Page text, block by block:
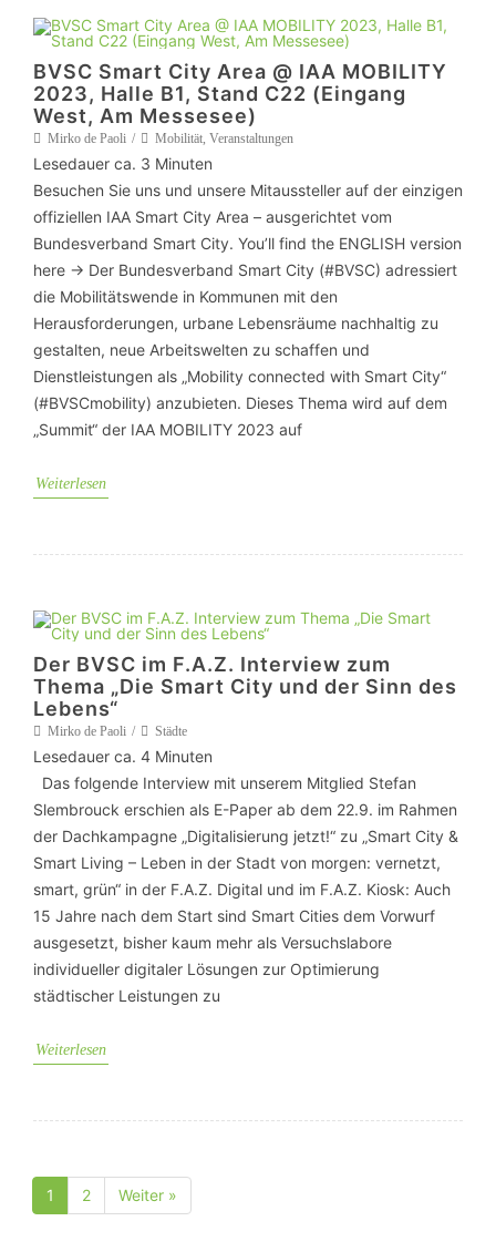
BVSC Smart City Area @ IAA MOBILITY
2023, Halle B1, Stand C22 (Eingang
West, Am Messesee)
Mirko de Paoli Mobilität, Veranstaltungen
Lesedauer ca. 3 Minuten
Besuchen Sie uns und unsere Mitaussteller auf der einzigen
offiziellen IAA Smart City Area – ausgerichtet vom
Bundesverband Smart City. You’ll find the ENGLISH version
here -> Der Bundesverband Smart City (#BVSC) adressiert
die Mobilitätswende in Kommunen mit den
Herausforderungen, urbane Lebensräume nachhaltig zu
gestalten, neue Arbeitswelten zu schaffen und
Dienstleistungen als „Mobility connected with Smart City“
(#BVSCmobility) anzubieten. Dieses Thema wird auf dem
„Summit“ der IAA MOBILITY 2023 auf
Weiterlesen
Der BVSC im F.A.Z. Interview zum
Thema „Die Smart City und der Sinn des
Lebens“
Mirko de Paoli Städte
Lesedauer ca. 4 Minuten
Das folgende Interview mit unserem Mitglied Stefan
Slembrouck erschien als E-Paper ab dem 22.9. im Rahmen
der Dachkampagne „Digitalisierung jetzt!“ zu „Smart City &
Smart Living – Leben in der Stadt von morgen: vernetzt,
smart, grün“ in der F.A.Z. Digital und im F.A.Z. Kiosk: Auch
15 Jahre nach dem Start sind Smart Cities dem Vorwurf
ausgesetzt, bisher kaum mehr als Versuchslabore
individueller digitaler Lösungen zur Optimierung
städtischer Leistungen zu
Weiterlesen
Seite
1 Seite
2 Weiter »